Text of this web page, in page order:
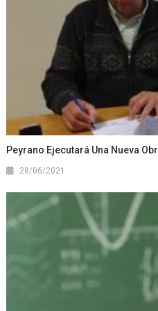
Peyrano Ejecutará Una Nueva
28/06/2021